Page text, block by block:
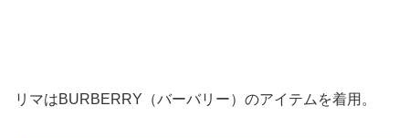
リマはBURBERRY（バーバリー）のアイテムを着用。